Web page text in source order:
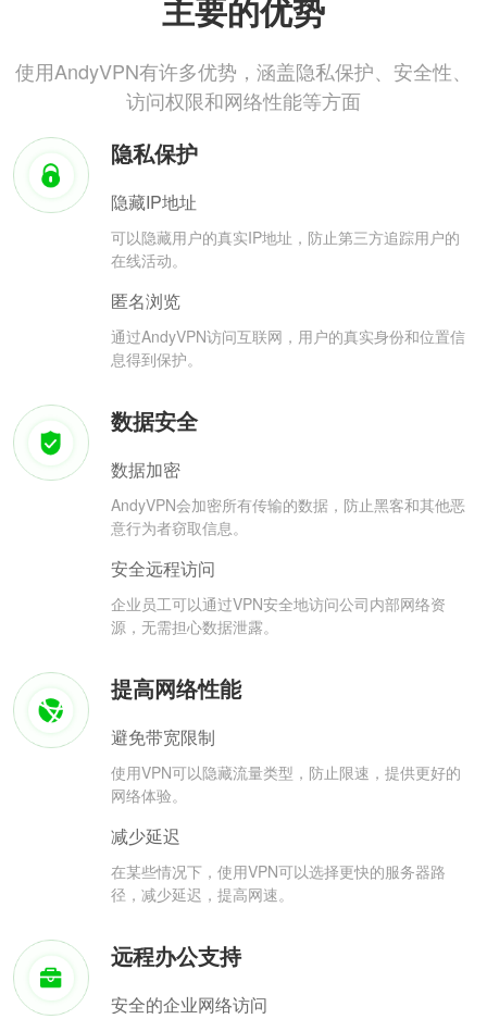
主要的优势
使用AndyVPN有许多优势，涵盖隐私保护、安全性、
访问权限和网络性能等方面
隐私保护
隐藏IP地址
可以隐藏用户的真实IP地址，防止第三方追踪用户的
在线活动。
匿名浏览
通过AndyVPN访问互联网，用户的真实身份和位置信
息得到保护。
数据安全
数据加密
AndyVPN会加密所有传输的数据，防止黑客和其他恶
意行为者窃取信息。
安全远程访问
企业员工可以通过VPN安全地访问公司内部网络资
源，无需担心数据泄露。
提高网络性能
避免带宽限制
使用VPN可以隐藏流量类型，防止限速，提供更好的
网络体验。
减少延迟
在某些情况下，使用VPN可以选择更快的服务器路
径，减少延迟，提高网速。
远程办公支持
安全的企业网络访问